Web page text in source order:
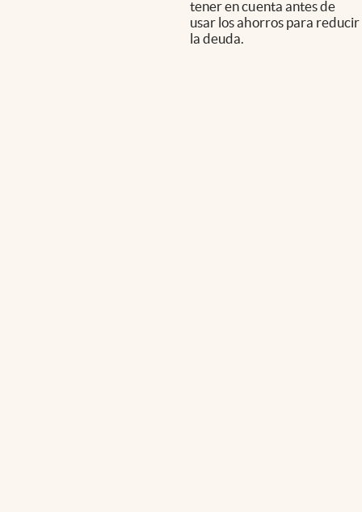
tener en cuenta antes de
usar los ahorros para reducir
la deuda.